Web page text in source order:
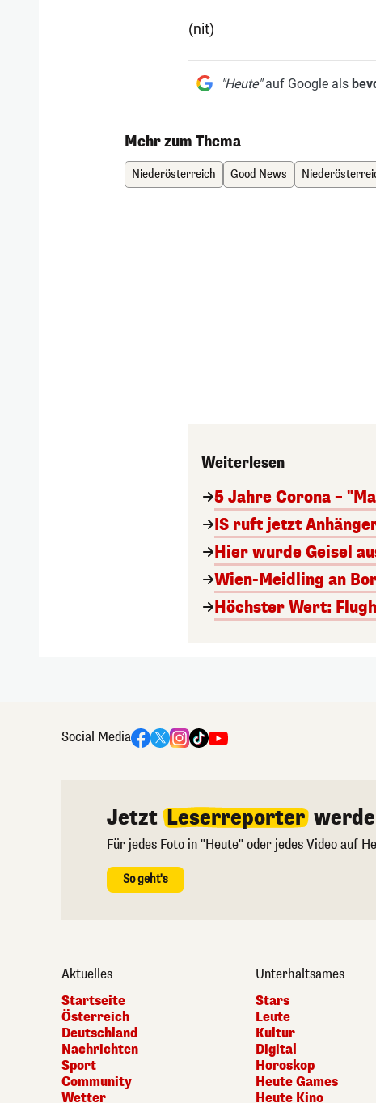
(nit)
"Heute"auf Google als
Mehr zum Thema
Niederösterreich Good News
Weiterlesen
5 Jahre Corona –
IS ruft jetzt
Hier wurde Geisel
Wien-Meidling an
Höchster Wert:
Social Media
Jetzt Leserreporter
Für jedes Foto in "Heute" oder jedes Video auf
So geht's
Aktuelles
Startseite
Österreich
Deutschland
Nachrichten
Sport
Community
Wetter
Unterhaltsames
Stars
Leute
Kultur
Digital
Horoskop
Heute Games
Heute Kino